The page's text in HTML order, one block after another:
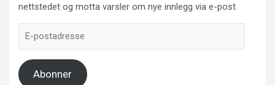
nettstedet og motta varsler om nye innlegg via e-post.
postadresse
Abonner